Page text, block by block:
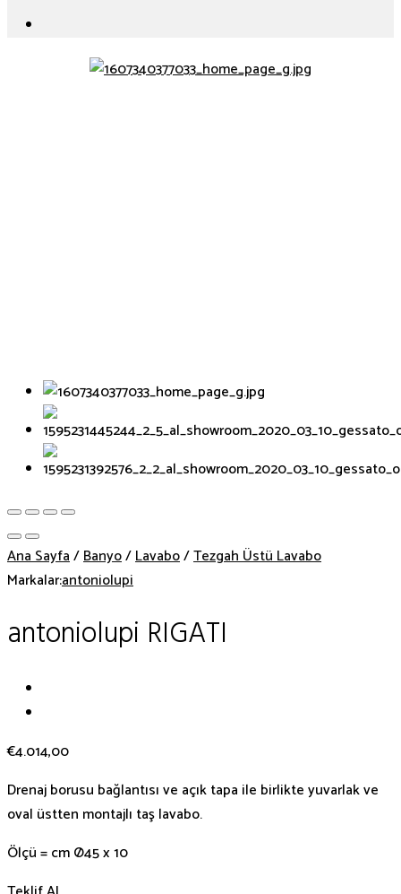
Ana Sayfa/Banyo/Lavabo/Tezgah Üstü Lavabo
Markalar:antoniolupi
antoniolupi RIGATI
€4.014,00
Drenaj borusu bağlantısı ve açık tapa ile birlikte yuvarlak ve
oval üstten montajlı taş lavabo.
Ölçü = cm Ø45 x 10